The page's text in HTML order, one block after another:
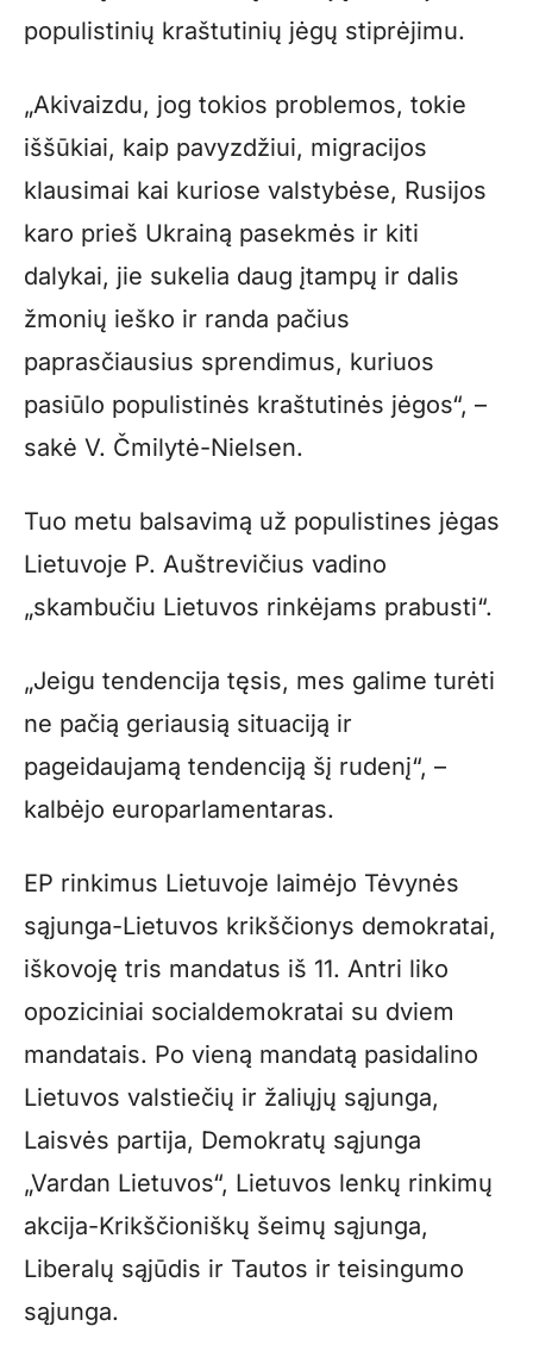
populistinių kraštutinių jėgų stiprėjimu.
„Akivaizdu, jog tokios problemos, tokie
iššūkiai, kaip pavyzdžiui, migracijos
klausimai kai kuriose valstybėse, Rusijos
karo prieš Ukrainą pasekmės ir kiti
dalykai, jie sukelia daug įtampų ir dalis
žmonių ieško ir randa pačius
paprasčiausius sprendimus, kuriuos
pasiūlo populistinės kraštutinės jėgos“, –
sakė V. Čmilytė-Nielsen.
Tuo metu balsavimą už populistines jėgas
Lietuvoje P. Auštrevičius vadino
„skambučiu Lietuvos rinkėjams prabusti“.
„Jeigu tendencija tęsis, mes galime turėti
ne pačią geriausią situaciją ir
pageidaujamą tendenciją šį rudenį“, –
kalbėjo europarlamentaras.
EP rinkimus Lietuvoje laimėjo Tėvynės
sąjunga-Lietuvos krikščionys demokratai,
iškovoję tris mandatus iš 11. Antri liko
opoziciniai socialdemokratai su dviem
mandatais. Po vieną mandatą pasidalino
Lietuvos valstiečių ir žaliųjų sąjunga,
Laisvės partija, Demokratų sąjunga
„Vardan Lietuvos“, Lietuvos lenkų rinkimų
akcija-Krikščioniškų šeimų sąjunga,
Liberalų sąjūdis ir Tautos ir teisingumo
sąjunga.